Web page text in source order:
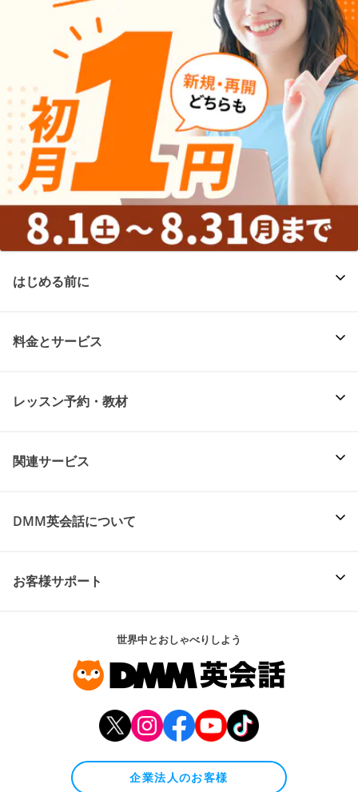
はじめる前に
料金とサービス
レッスン予約・教材
関連サービス
DMM英会話について
お客様サポート
世界中とおしゃべりしよう
企業法人のお客様